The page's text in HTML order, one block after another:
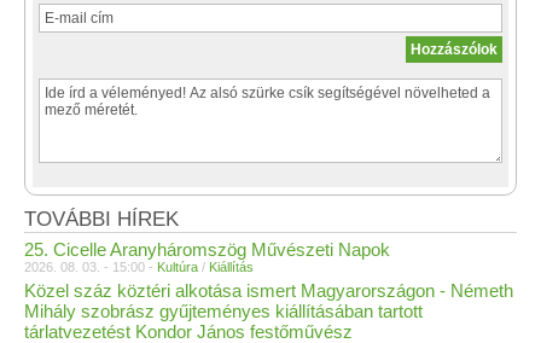
TOVÁBBI HÍREK
25. Cicelle Aranyháromszög Művészeti Napok
2026. 08. 03. - 15:00 - Kultúra / Kiállítás
Közel száz köztéri alkotása ismert Magyarországon - Németh
Mihály szobrász gyűjteményes kiállításában tartott
tárlatvezetést Kondor János festőművész